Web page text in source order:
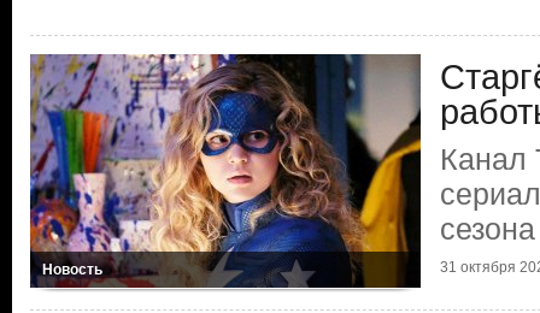
Новость
Канал
сезона
31 октября